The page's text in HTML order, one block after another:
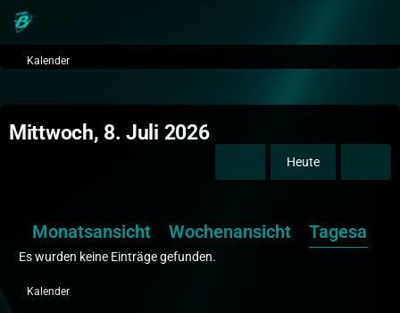
Kalender
Mittwoch, 8. Juli 2026
Heute
Monatsansicht Wochenansicht
Es wurden keine Einträge gefunden.
Kalender